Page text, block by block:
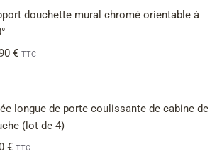
douchette mural chromé orientable à
€ TTC
longue de porte coulissante de cabine de
(lot de 4)
€ TTC